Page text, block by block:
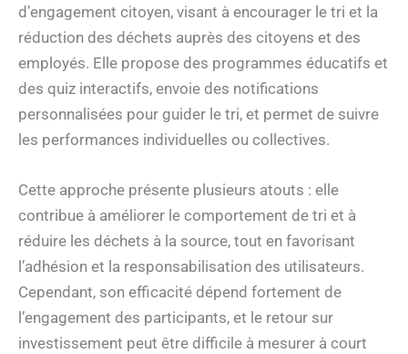
d’engagement citoyen, visant à encourager le tri et la
réduction des déchets auprès des citoyens et des
employés. Elle propose des programmes éducatifs et
des quiz interactifs, envoie des notifications
personnalisées pour guider le tri, et permet de suivre
les performances individuelles ou collectives.
Cette approche présente plusieurs atouts : elle
contribue à améliorer le comportement de tri et à
réduire les déchets à la source, tout en favorisant
l’adhésion et la responsabilisation des utilisateurs.
Cependant, son efficacité dépend fortement de
l’engagement des participants, et le retour sur
investissement peut être difficile à mesurer à court